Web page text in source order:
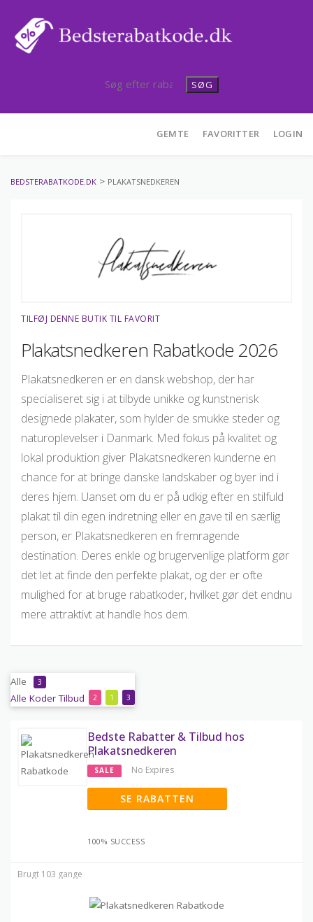
SØG
GEMTE FAVORITTER LOGIN
BEDSTERABATKODE.DK > PLAKATSNEDKEREN
TILFØJ DENNE BUTIK TIL FAVORIT
Plakatsnedkeren Rabatkode 2026
Plakatsnedkeren er en dansk webshop, der har
specialiseret sig i at tilbyde unikke og kunstnerisk
designede plakater, som hylder de smukke steder og
naturoplevelser i Danmark. Med fokus på kvalitet og
lokal produktion giver Plakatsnedkeren kunderne en
chance for at bringe danske landskaber og byer ind i
deres hjem. Uanset om du er på udkig efter en stilfuld
plakat til din egen indretning eller en gave til en særlig
person, er Plakatsnedkeren en fremragende
destination. Deres enkle og brugervenlige platform gør
det let at finde den perfekte plakat, og der er ofte
mulighed for at bruge rabatkoder, hvilket gør det endnu
mere attraktivt at handle hos dem.
Alle 3
Alle 3
Koder 1
Tilbud 2
Bedste Rabatter & Tilbud hos
Plakatsnedkeren
SALE No Expires
SE RABATTEN
100% SUCCESS
Brugt 103 gange